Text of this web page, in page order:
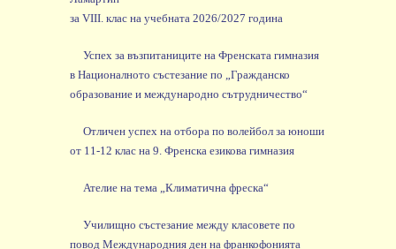
за VIII. клас на учебната 2026/2027 година
Успех за възпитаниците на Френската гимназия
в Националното състезание по „Гражданско
образование и международно сътрудничество“
Отличен успех на отбора по волейбол за юноши
от 11-12 клас на 9. Френска езикова гимназия
Ателие на тема „Климатична фреска“
Училищно състезание между класовете по
повод Международния ден на франкофонията